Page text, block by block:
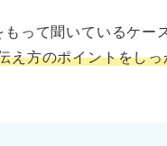
情報を漏らす
って聞いているケー
え方のポイントをし